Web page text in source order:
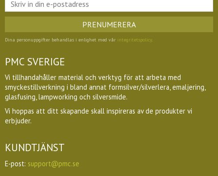
PRENUMERERA
Dina personuppgifter behandlas i enlighet med vår integritetspolicy.
PMC SVERIGE
Vi tillhandahåller material och verktyg för att arbeta med
smyckestillverkning i bland annat formsilver/silverlera, emaljering,
glasfusing, lampworking och silversmide.
Vi hoppas att ditt skapande skall inspireras av de produkter vi
erbjuder.
KUNDTJÄNST
E-post: support@pmc.se